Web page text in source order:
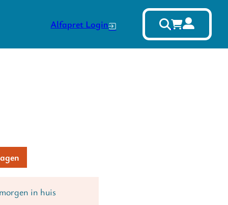
Alfapret Login
5 - deel 2 aantal
in huis